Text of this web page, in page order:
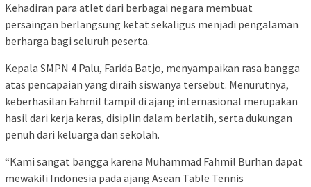
Kehadiran para atlet dari berbagai negara membuat
persaingan berlangsung ketat sekaligus menjadi pengalaman
berharga bagi seluruh peserta.
Kepala SMPN 4 Palu, Farida Batjo, menyampaikan rasa bangga
atas pencapaian yang diraih siswanya tersebut. Menurutnya,
keberhasilan Fahmil tampil di ajang internasional merupakan
hasil dari kerja keras, disiplin dalam berlatih, serta dukungan
penuh dari keluarga dan sekolah.
“Kami sangat bangga karena Muhammad Fahmil Burhan dapat
mewakili Indonesia pada ajang Asean Table Tennis